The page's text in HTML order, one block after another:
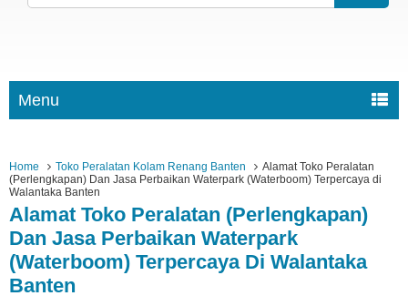
Menu
Home Toko Peralatan Kolam Renang Banten
Alamat Toko Peralatan
(Perlengkapan) Dan Jasa Perbaikan Waterpark (Waterboom) Terpercaya di
Walantaka Banten
Alamat Toko Peralatan (Perlengkapan)
Dan Jasa Perbaikan Waterpark
(Waterboom) Terpercaya Di Walantaka
Banten